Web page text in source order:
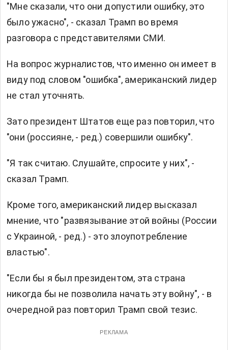
"Мне сказали, что они допустили ошибку, это
было ужасно", - сказал Трамп во время
разговора с представителями СМИ.
На вопрос журналистов, что именно он имеет в
виду под словом "ошибка", американский лидер
не стал уточнять.
Зато президент Штатов еще раз повторил, что
"они (россияне, - ред.) совершили ошибку".
"Я так считаю. Слушайте, спросите у них", -
сказал Трамп.
Кроме того, американский лидер высказал
мнение, что "развязывание этой войны (России
с Украиной, - ред.) - это злоупотребление
властью".
"Если бы я был президентом, эта страна
никогда бы не позволила начать эту войну", - в
очередной раз повторил Трамп свой тезис.
РЕКЛАМА